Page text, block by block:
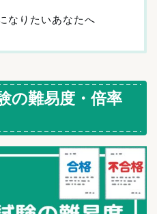
なりたいあなたへ
の難易度・倍率